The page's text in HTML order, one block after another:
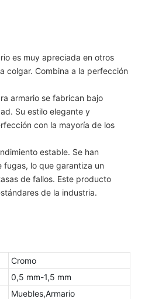
es muy apreciada en otros
colgar. Combina a la perfección
armario se fabrican bajo
Su estilo elegante y
con la mayoría de los
estable. Se han
fugas, lo que garantiza un
de fallos. Este producto
de la industria.
Cromo
0,5 mm-1,5 mm
Muebles,Armario